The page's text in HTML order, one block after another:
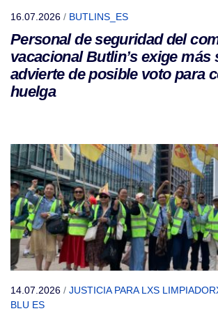
16.07.2026 / BUTLINS_ES
Personal de seguridad del
vacacional Butlin’s exige más
advierte de posible voto para
huelga
14.07.2026 / JUSTICIA PARA LXS
BLU ES